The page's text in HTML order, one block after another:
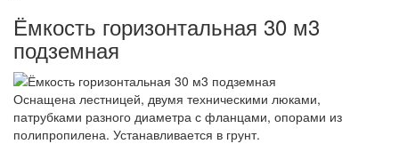
Ёмкость горизонтальная 30 м3
подземная
Оснащена лестницей, двумя техническими люками,
патрубками разного диаметра с фланцами, опорами из
полипропилена. Устанавливается в грунт.